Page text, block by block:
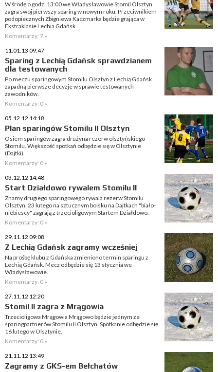
W środę o godz. 13:00 we Władysławowie Stomil Olsztyn
zagra swój pierwszy sparing w nowym roku. Przeciwnikiem
podopiecznych Zbigniewa Kaczmarka będzie grająca w
Ekstraklasie Lechia Gdańsk.
Komentarzy: 7 »
11.01.13 09:47
Sparing z Lechią Gdańsk sprawdzianem
dla testowanych
Po meczu sparingowym Stomilu Olsztyn z Lechią Gdańsk
zapadną pierwsze decyzje w sprawie testowanych
zawodników.
Komentarzy: 0 »
05.12.12 14:18
Plan sparingów Stomilu II Olsztyn
Osiem sparingów zagra drużyna rezerw olsztyńskiego
Stomilu. Większość spotkań odbędzie się w Olsztynie
(Dajtki).
Komentarzy: 0 »
03.12.12 14:48
Start Działdowo rywalem Stomilu II
Znamy drugiego sparingowego rywala rezerw Stomilu
Olsztyn. 23 lutego na sztucznym boisku na Dajtkach "biało-
niebiescy" zagrają z trzecioligowym Startem Działdowo.
Komentarzy: 0 »
29.11.12 09:08
Z Lechią Gdańsk zagramy wcześniej
Na prośbę klubu z Gdańska zmieniono termin sparingu z
Lechią Gdańsk. Mecz odbędzie się 13 stycznia we
Władysławowie.
Komentarzy: 0 »
27.11.12 12:20
Stomil II zagra z Mrągowia
Trzecioligowa Mrągowia Mrągowo będzie jednym ze
sparingpartnerów Stomilu II Olsztyn. Spotkanie odbędzie się
16 lutego w Olsztynie.
Komentarzy: 0 »
21.11.12 13:49
Zagramy z GKS-em Bełchatów